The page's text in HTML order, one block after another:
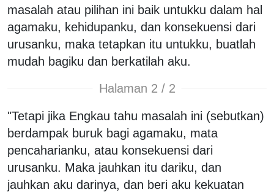
masalah atau pilihan ini baik untukku dalam hal
agamaku, kehidupanku, dan konsekuensi dari
urusanku, maka tetapkan itu untukku, buatlah
mudah bagiku dan berkatilah aku.
Halaman 2 / 2
"Tetapi jika Engkau tahu masalah ini (sebutkan)
berdampak buruk bagi agamaku, mata
pencaharianku, atau konsekuensi dari
urusanku. Maka jauhkan itu dariku, dan
jauhkan aku darinya, dan beri aku kekuatan